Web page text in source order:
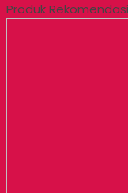
Produk Rekomendasi